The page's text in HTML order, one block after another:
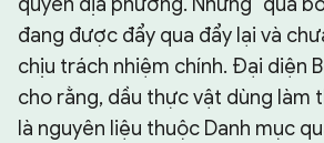
đang được đẩy qua đẩy lại và
chịu trách nhiệm chính. Đại diện
cho rằng, dầu thực vật dùng làm
là nguyên liệu thuộc Danh mục